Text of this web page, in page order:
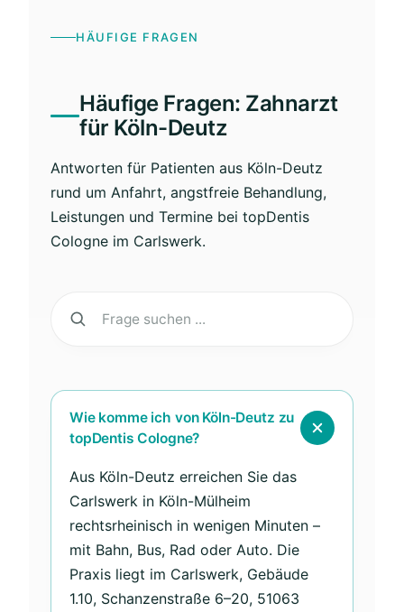
HÄUFIGE FRAGEN
Häufige Fragen: Zahnarzt
für Köln-Deutz
Antworten für Patienten aus Köln-Deutz
rund um Anfahrt, angstfreie Behandlung,
Leistungen und Termine bei topDentis
Cologne im Carlswerk.
Wie komme ich von Köln-Deutz zu
topDentis Cologne?
Aus Köln-Deutz erreichen Sie das
Carlswerk in Köln-Mülheim
rechtsrheinisch in wenigen Minuten –
mit Bahn, Bus, Rad oder Auto. Die
Praxis liegt im Carlswerk, Gebäude
1.10, Schanzenstraße 6–20, 51063